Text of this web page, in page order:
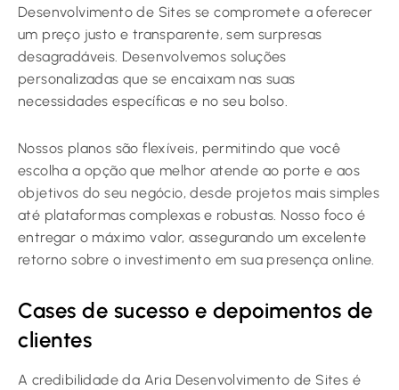
Desenvolvimento de Sites se compromete a oferecer
um preço justo e transparente, sem surpresas
desagradáveis. Desenvolvemos soluções
personalizadas que se encaixam nas suas
necessidades específicas e no seu bolso.
Nossos planos são flexíveis, permitindo que você
escolha a opção que melhor atende ao porte e aos
objetivos do seu negócio, desde projetos mais simples
até plataformas complexas e robustas. Nosso foco é
entregar o máximo valor, assegurando um excelente
retorno sobre o investimento em sua presença online.
Cases de sucesso e depoimentos de
clientes
A credibilidade da Aria Desenvolvimento de Sites é